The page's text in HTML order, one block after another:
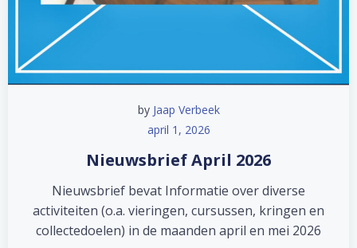
by Jaap Verbeek
april 1, 2026
Nieuwsbrief April 2026
Nieuwsbrief bevat Informatie over diverse
activiteiten (o.a. vieringen, cursussen, kringen en
collectedoelen) in de maanden april en mei 2026